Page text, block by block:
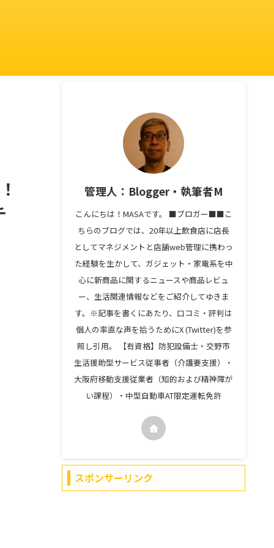
管理人：Blogger・執筆者M
こんにちは！MASAです。 ■ブロガー■■こ
ちらのブログでは、20年以上飲食店に店長
としてマネジメントと店舗web管理に携わっ
た経験を生かして、ガジェット・家電系を中
心に新商品に関するニュースや商品レビュ
ー、生活関連情報などをご紹介してゆきま
す。※記事を書くにあたり、口コミ・評判は
個人の率直な声を拾うためにX (Twitter)を参
照し引用。 【有資格】防犯設備士・交野市
生活援助型サービス従事者（介護要支援）・
大阪府移動支援従業者（知的および精神障が
い課程）・中型自動車AT限定運転免許
スポンサーリンク